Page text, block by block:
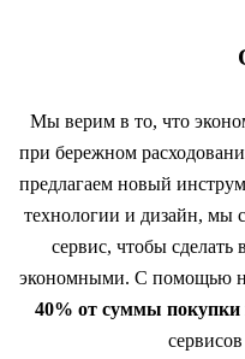
Мы верим в то, что
при бережном
предлагаем новый
технологии и дизайн, мы
сервис, чтобы
экономными. С помощью
40% от суммы покупки